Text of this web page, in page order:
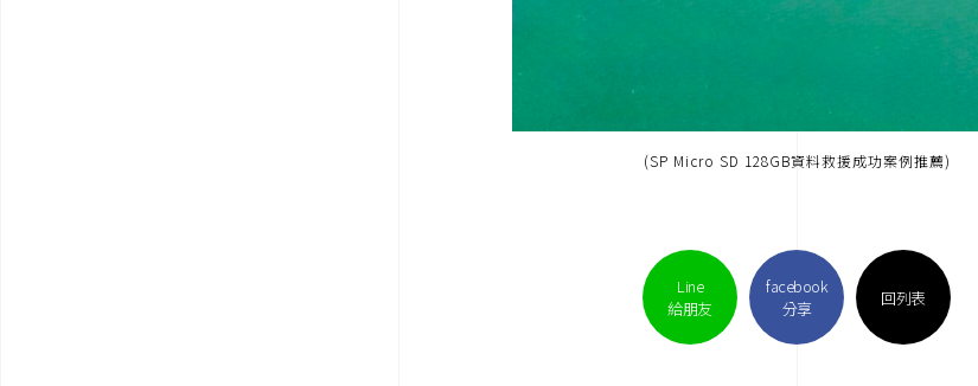
(SP Micro SD 128GB資料救援成功案例推薦)
Line
給朋友
facebook
分享
回列表